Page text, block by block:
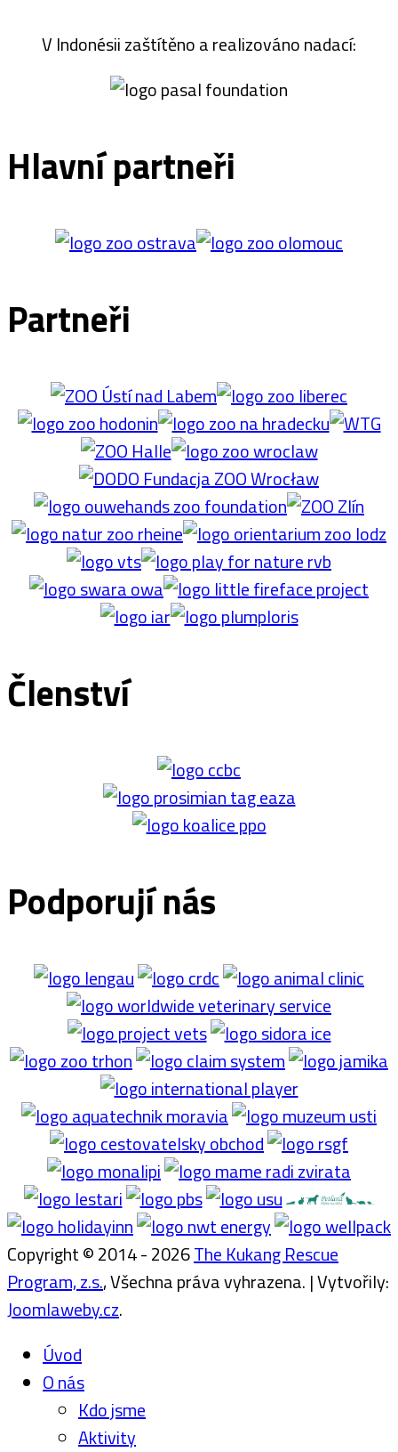
V Indonésii zaštítěno a realizováno nadací:
Hlavní partneři
Partneři
Členství
Podporují nás
Copyright © 2014 - 2026The Kukang Rescue
Program, z.s., Všechna práva vyhrazena. | Vytvořily:
Joomlaweby.cz.
Úvod
O nás
Kdo jsme
Aktivity